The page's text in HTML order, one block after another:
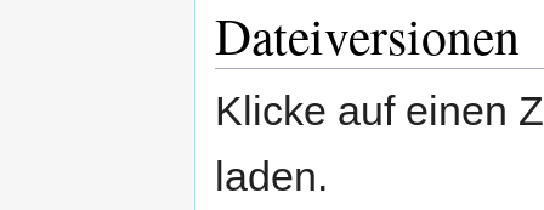
Dateiversionen
Klicke auf einen
laden.